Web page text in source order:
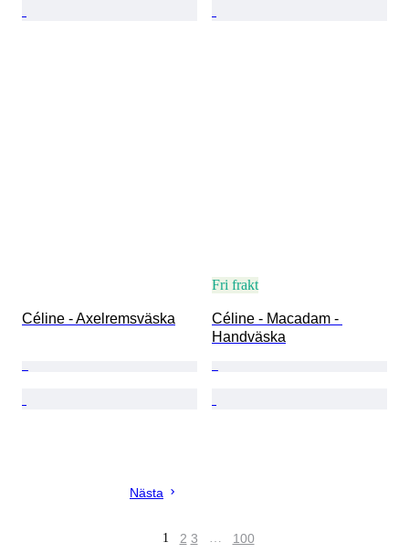
Céline - Axelremsväska
Fri frakt
Céline - Macadam -
Handväska
Nästa
1 2 3 … 100